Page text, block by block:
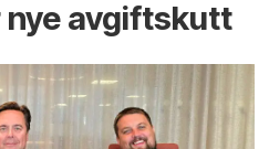
nye avgiftskutt